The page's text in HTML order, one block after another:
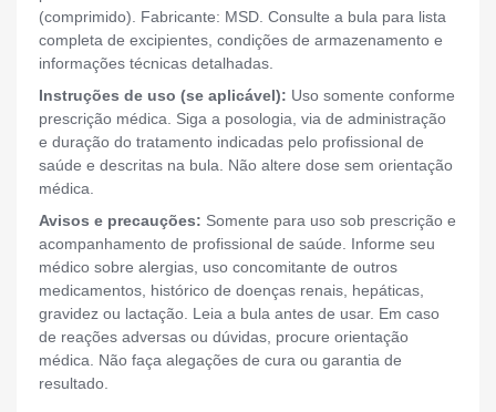
(comprimido). Fabricante: MSD. Consulte a bula para lista
completa de excipientes, condições de armazenamento e
informações técnicas detalhadas.
Instruções de uso (se aplicável): Uso somente conforme
prescrição médica. Siga a posologia, via de administração
e duração do tratamento indicadas pelo profissional de
saúde e descritas na bula. Não altere dose sem orientação
médica.
Avisos e precauções: Somente para uso sob prescrição e
acompanhamento de profissional de saúde. Informe seu
médico sobre alergias, uso concomitante de outros
medicamentos, histórico de doenças renais, hepáticas,
gravidez ou lactação. Leia a bula antes de usar. Em caso
de reações adversas ou dúvidas, procure orientação
médica. Não faça alegações de cura ou garantia de
resultado.